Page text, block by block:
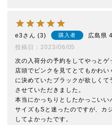
e3 3 購入者 広島県
投稿日
2023/06/05
次の入荷分の予約をしてやっとゲ
店頭でピンクを見てとてもかわ
に決めていたブラックが欲しくて
させていただきました。
本当にかっちりとしたかっこいい
サイズもSと迷ったのですが、カ
してよかったです。